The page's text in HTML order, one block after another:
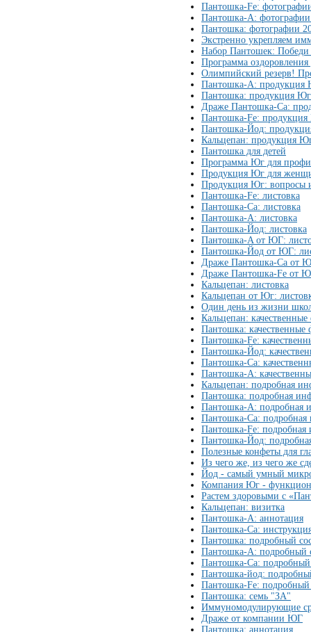
Пантошка-Fe:
Пантошка-А: фотографии
Пантошка: фотографии
Экстренно укрепляем
Набор Пантошек: Победи
Программа
Олимпийский резерв!
Пантошка-A: продукция
Пантошка: продукция Юг
Драже Пантошка-Ca:
Пантошка-Fe:
Пантошка-Йод:
Кальцепан: продукция
Пантошка для детей
Программа Юг для
Продукция Юг для
Продукция Юг: вопросы
Пантошка-Fe: листовка
Пантошка-Ca: листовка
Пантошка-A: листовка
Пантошка-Йод: листовка
Пантошка-A от ЮГ:
Пантошка-Йод от ЮГ:
Драже Пантошка-Ca от
Драже Пантошка-Fe от
Кальцепан: листовка
Кальцепан от Юг:
Один день из жизни
Кальцепан:
Пантошка: качественные
Пантошка-Fe:
Пантошка-Йод:
Пантошка-Ca:
Пантошка-A:
Кальцепан: подробная
Пантошка: подробная
Пантошка-A: подробная
Пантошка-Ca:
Пантошка-Fe: подробная
Пантошка-Йод:
Полезные конфеты для
Из чего же, из чего же
Йод - самый умный
Компания Юг -
Растем здоровыми с
Кальцепан: визитка
Пантошка-А: аннотация
Пантошка-Ca:
Пантошка: подробный
Пантошка-А: подробный
Пантошка-Ca: подробный
Пантошка-йод:
Пантошка-Fe: подробный
Пантошка: семь "ЗА"
Иммуномодулирующие
Драже от компании ЮГ
Пантошка: аннотация